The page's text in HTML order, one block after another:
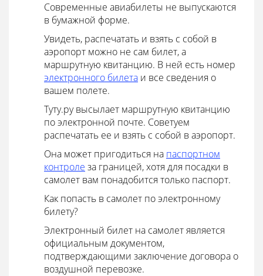
Современные авиабилеты не выпускаются
в бумажной форме.
Увидеть, распечатать и взять с собой в
аэропорт можно не сам билет, а
маршрутную квитанцию. В ней есть номер
электронного билета и все сведения о
вашем полете.
Туту.ру высылает маршрутную квитанцию
по электронной почте. Советуем
распечатать ее и взять с собой в аэропорт.
Она может пригодиться на паспортном
контроле за границей, хотя для посадки в
самолет вам понадобится только паспорт.
Как попасть в самолет по электронному
билету?
Электронный билет на самолет является
официальным документом,
подтверждающими заключение договора о
воздушной перевозке.